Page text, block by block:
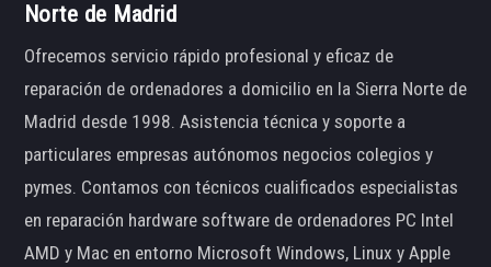
Norte de Madrid
Ofrecemos servicio rápido profesional y eficaz de
reparación de ordenadores a domicilio en la Sierra Norte de
Madrid desde 1998. Asistencia técnica y soporte a
particulares empresas autónomos negocios colegios y
pymes. Contamos con técnicos cualificados especialistas
en reparación hardware software de ordenadores PC Intel
AMD y Mac en entorno Microsoft Windows, Linux y Apple